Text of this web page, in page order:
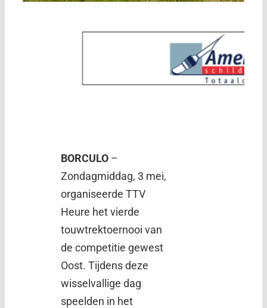
BORCULO –
Zondagmiddag, 3 mei,
organiseerde TTV
Heure het vierde
touwtrektoernooi van
de competitie gewest
Oost. Tijdens deze
wisselvallige dag
speelden in het